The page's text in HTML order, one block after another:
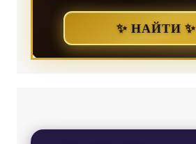
✨ НАЙТИ ✨